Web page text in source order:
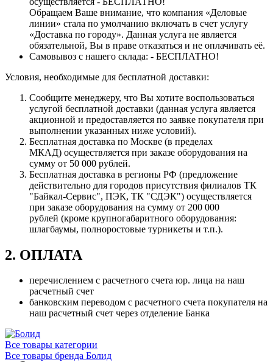
Обращаем Ваше внимание, что компания «Деловые
линии» стала по умолчанию включать в счет услугу
«Доставка по городу». Данная услуга не является
обязательной, Вы в праве отказаться и не оплачивать её.
Самовывоз с нашего склада: - БЕСПЛАТНО!
Условия, необходимые для бесплатной доставки:
Сообщите менеджеру, что Вы хотите воспользоваться
услугой бесплатной доставки (данная услуга является
акционной и предоставляется по заявке покупателя при
выполнении указанных ниже условий).
Бесплатная доставка по Москве (в пределах
МКАД) осуществляется при заказе оборудования на
сумму от 50 000 рублей.
Бесплатная доставка в регионы РФ (предложение
действительно для городов присутствия филиалов ТК
"Байкал-Сервис", ПЭК, ТК "СДЭК") осуществляется
при заказе оборудования на сумму от 200 000
рублей (кроме крупногабаритного оборудования:
шлагбаумы, полноростовые турникеты и т.п.).
2. ОПЛАТА
перечислением с расчетного счета юр. лица на наш
расчетный счет
банковским переводом с расчетного счета покупателя на
наш расчетный счет через отделение Банка
Все товары категории
Все товары бренда Болид